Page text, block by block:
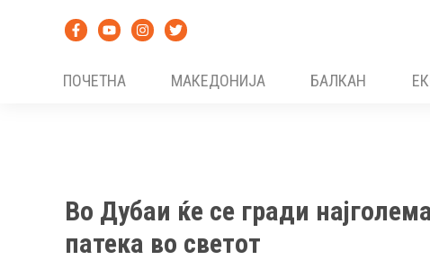
ПОЧЕТНА
МАКЕДОНИЈА БАЛКАН
Во Дубаи ќе се гради
патека во светот